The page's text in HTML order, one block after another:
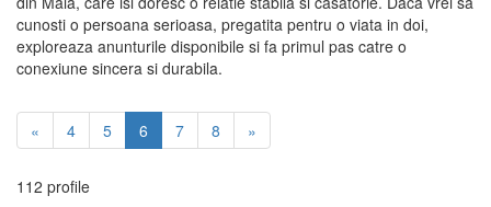
cunosti o persoana serioasa, pregatita pentru o viata in doi,
exploreaza anunturile disponibile si fa primul pas catre o
conexiune sincera si durabila.
« 4 5 6 7 8 »
112 profile